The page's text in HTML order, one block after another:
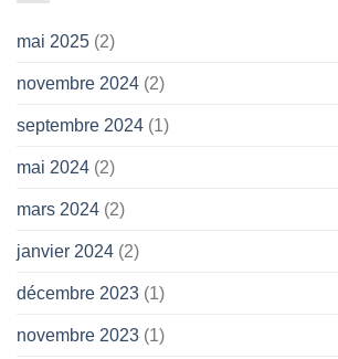
mai 2025 (2)
novembre 2024 (2)
septembre 2024 (1)
mai 2024 (2)
mars 2024 (2)
janvier 2024 (2)
décembre 2023 (1)
novembre 2023 (1)